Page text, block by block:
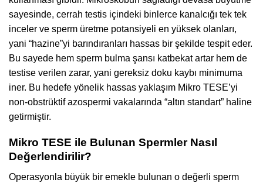
sayesinde, cerrah testis içindeki binlerce kanalcığı tek tek
inceler ve sperm üretme potansiyeli en yüksek olanları,
yani “hazine”yi barındıranları hassas bir şekilde tespit eder.
Bu sayede hem sperm bulma şansı katbekat artar hem de
testise verilen zarar, yani gereksiz doku kaybı minimuma
iner. Bu hedefe yönelik hassas yaklaşım Mikro TESE’yi
non-obstrüktif azospermi vakalarında “altın standart” haline
getirmiştir.
Mikro TESE ile Bulunan Spermler Nasıl
Değerlendirilir?
Operasyonla büyük bir emekle bulunan o değerli sperm